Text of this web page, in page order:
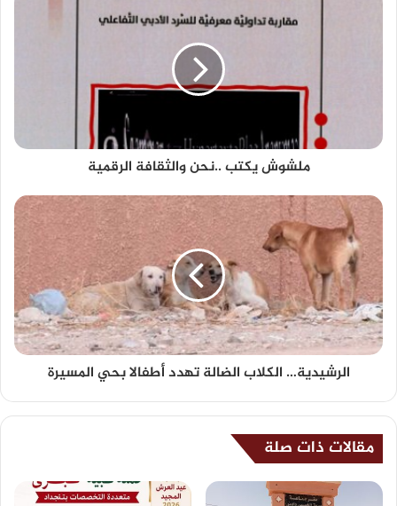
ملشوش يكتب ..نحن والثقافة الرقمية
الرشيدية… الكلاب الضالة تهدد أطفالا بحي المسيرة
مقالات ذات صلة